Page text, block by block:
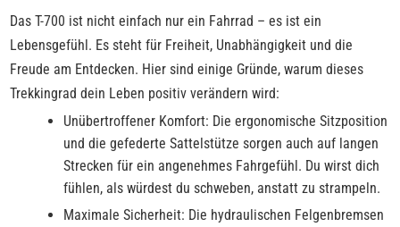
Das T-700 ist nicht einfach nur ein Fahrrad – es ist ein
Lebensgefühl. Es steht für Freiheit, Unabhängigkeit und die
Freude am Entdecken. Hier sind einige Gründe, warum dieses
Trekkingrad dein Leben positiv verändern wird:
Unübertroffener Komfort: Die ergonomische Sitzposition
und die gefederte Sattelstütze sorgen auch auf langen
Strecken für ein angenehmes Fahrgefühl. Du wirst dich
fühlen, als würdest du schweben, anstatt zu strampeln.
Maximale Sicherheit: Die hydraulischen Felgenbremsen